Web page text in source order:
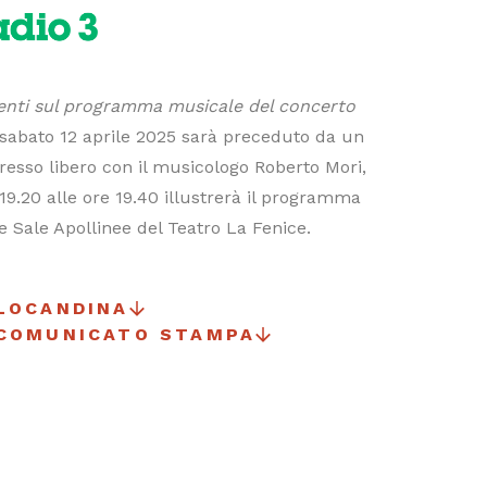
sul programma musicale del concerto
12 aprile 2025 sarà preceduto da un
libero con il musicologo Roberto Mori,
alle ore 19.40 illustrerà il programma
Sale Apollinee del Teatro La Fenice.
STAMPA